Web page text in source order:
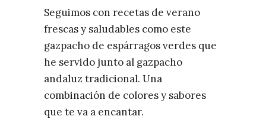
Seguimos con recetas de verano
frescas y saludables como este
gazpacho de espárragos verdes que
he servido junto al gazpacho
andaluz tradicional. Una
combinación de colores y sabores
que te va a encantar.